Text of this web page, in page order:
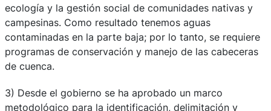
ecología y la gestión social de comunidades nativas y
campesinas. Como resultado tenemos aguas
contaminadas en la parte baja; por lo tanto, se requiere
programas de conservación y manejo de las cabeceras
de cuenca.
3) Desde el gobierno se ha aprobado un marco
metodológico para la identificación, delimitación y